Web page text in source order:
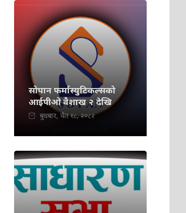
सोपान फर्मास्युटिकल्सको
आईपीओ वैशाख २ देखि
बुधबार, चैत १८, २०८२